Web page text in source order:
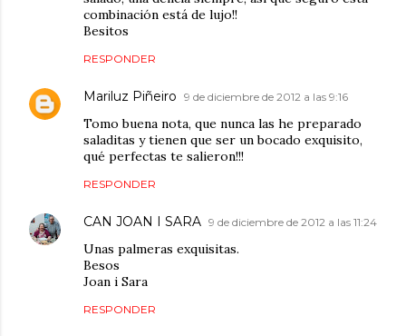
combinación está de lujo!!
Besitos
RESPONDER
Mariluz Piñeiro 9 de diciembre de 2012 a las 9:16
Tomo buena nota, que nunca las he preparado
saladitas y tienen que ser un bocado exquisito,
qué perfectas te salieron!!!
RESPONDER
CAN JOAN I SARA 9 de diciembre de 2012 a las 11:24
Unas palmeras exquisitas.
Besos
Joan i Sara
RESPONDER